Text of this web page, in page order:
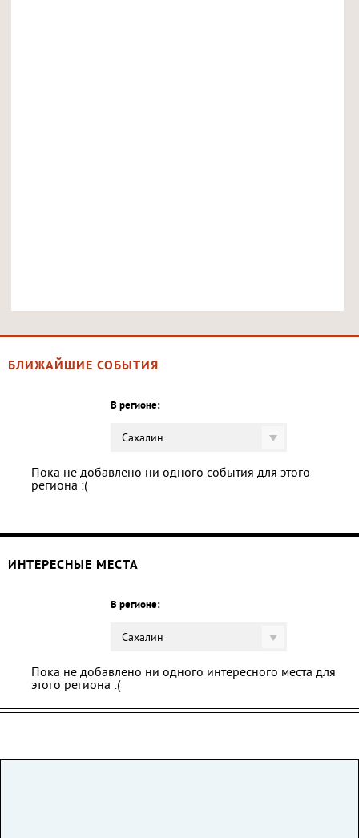
БЛИЖАЙШИЕ СОБЫТИЯ
В регионе:
Сахалин
Пока не добавлено ни одного события для этого
региона :(
ИНТЕРЕСНЫЕ МЕСТА
В регионе:
Сахалин
Пока не добавлено ни одного интересного места для
этого региона :(